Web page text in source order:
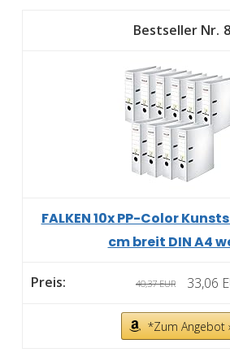
8
FALKEN 10x PP-Color
cm breit DIN A4
40,37 EUR 33,06
*Zum Angebot